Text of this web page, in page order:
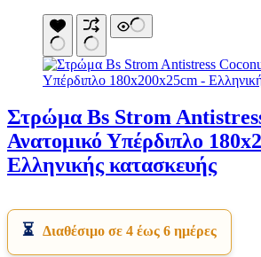
Στρώμα Bs Strom
Ανατομικό Υπέρδιπλο
Ελληνικής κατασκευής
Διαθέσιμο σε 4 έως 6 ημέρες